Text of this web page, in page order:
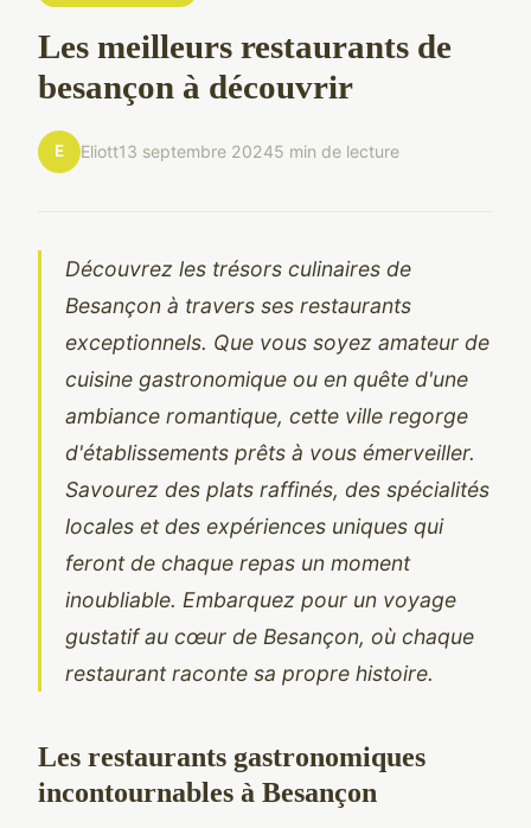
Les meilleurs restaurants de
besançon à découvrir
E Eliott13 septembre 20245 min de lecture
Découvrez les trésors culinaires de
Besançon à travers ses restaurants
exceptionnels. Que vous soyez amateur de
cuisine gastronomique ou en quête d'une
ambiance romantique, cette ville regorge
d'établissements prêts à vous émerveiller.
Savourez des plats raffinés, des spécialités
locales et des expériences uniques qui
feront de chaque repas un moment
inoubliable. Embarquez pour un voyage
gustatif au cœur de Besançon, où chaque
restaurant raconte sa propre histoire.
Les restaurants gastronomiques
incontournables à Besançon